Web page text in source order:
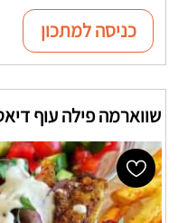
כניסה למתכון
שווארמה פילה עוף